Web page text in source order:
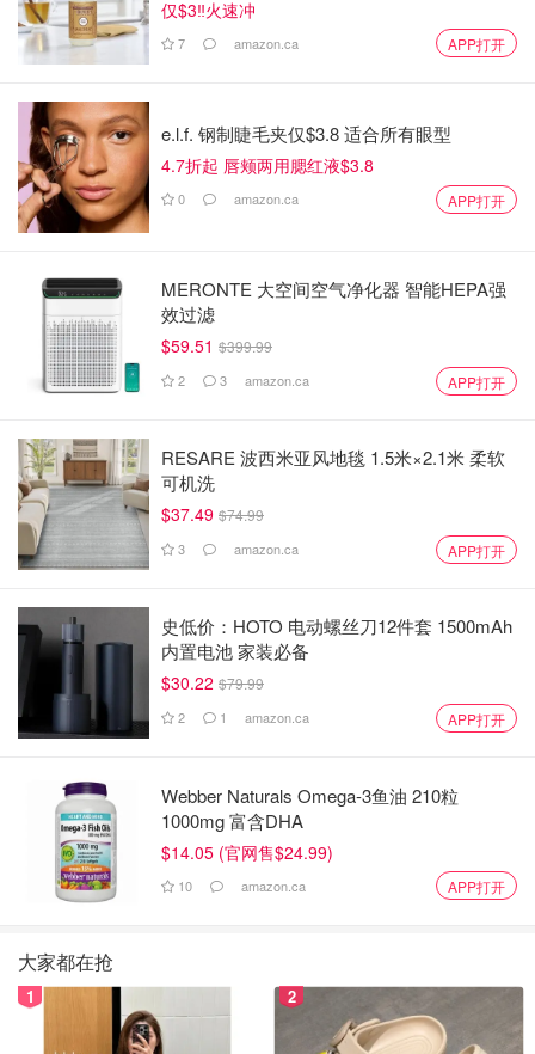
仅$3‼️火速冲
7 amazon.ca APP打开
e.l.f. 钢制睫毛夹仅$3.8 适合所有眼型
4.7折起 唇颊两用腮红液$3.8
0 amazon.ca APP打开
MERONTE 大空间空气净化器 智能HEPA强
效过滤
$59.51 $399.99
2 3 amazon.ca APP打开
RESARE 波西米亚风地毯 1.5米×2.1米 柔软
可机洗
$37.49 $74.99
3 amazon.ca APP打开
史低价：HOTO 电动螺丝刀12件套 1500mAh
内置电池 家装必备
$30.22 $79.99
2 1 amazon.ca APP打开
Webber Naturals Omega-3鱼油 210粒
1000mg 富含DHA
$14.05 (官网售$24.99)
10 amazon.ca APP打开
大家都在抢
1 2